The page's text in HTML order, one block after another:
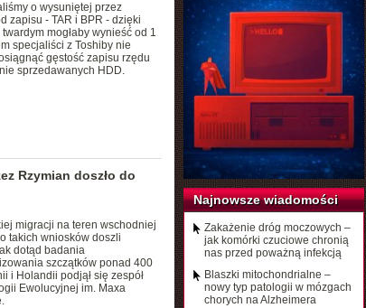
o wysuniętej przez
zapisu - TAR i BPR - dzięki
mogłaby wynieść od 1
specjaliści z Toshiby nie
gęstość zapisu rzędu
sprzedawanych HDD.
Rzymian doszło do
migracji na teren wschodniej
takich wniosków doszli
dotąd badania
szczątków ponad 400
i Holandii podjął się zespół
Ewolucyjnej im. Maxa
Najnowsze wiadomości
Zakażenie dróg moczowych –
jak komórki czuciowe chronią
nas przed poważną infekcją
Blaszki mitochondrialne –
nowy typ patologii w mózgach
chorych na Alzheimera